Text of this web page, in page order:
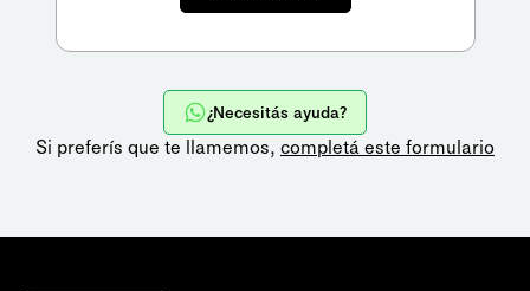
¿Necesitás ayuda?
Si preferís que te llamemos, completá este formulario